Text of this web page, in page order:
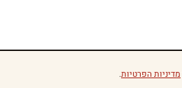
מדיניות הפרטיות.